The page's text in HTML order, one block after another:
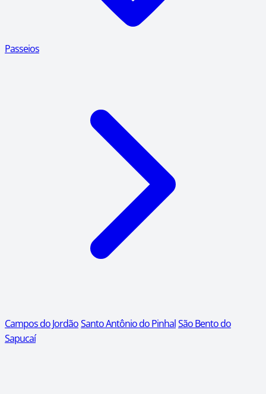
Passeios
Campos do JordãoSanto Antônio do PinhalSão Bento do
Sapucaí